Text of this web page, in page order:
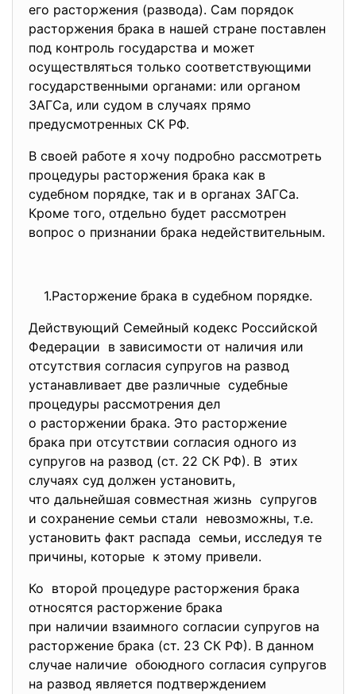
его расторжения (развода). Сам порядок
расторжения брака в нашей стране поставлен
под контроль государства и может
осуществляться только соответствующими
государственными органами: или органом
ЗАГСа, или судом в случаях прямо
предусмотренных СК РФ.
В своей работе я хочу подробно рассмотреть
процедуры расторжения брака как в
судебном порядке, так и в органах ЗАГСа.
Кроме того, отдельно будет рассмотрен
вопрос о признании брака недействительным.
1.Расторжение брака в судебном порядке.
Действующий Семейный кодекс Российской
Федерации в зависимости от наличия или
отсутствия согласия супругов на развод
устанавливает две различные судебные
процедуры рассмотрения дел
о расторжении брака. Это расторжение
брака при отсутствии согласия одного из
супругов на развод (ст. 22 СК РФ). В этих
случаях суд должен установить,
что дальнейшая совместная жизнь супругов
и сохранение семьи стали невозможны, т.е.
установить факт распада семьи, исследуя те
причины, которые к этому привели.
Ко второй процедуре расторжения брака
относятся расторжение брака
при наличии взаимного согласии супругов на
расторжение брака (ст. 23 СК РФ). В данном
случае наличие обоюдного согласия супругов
на развод является подтверждением